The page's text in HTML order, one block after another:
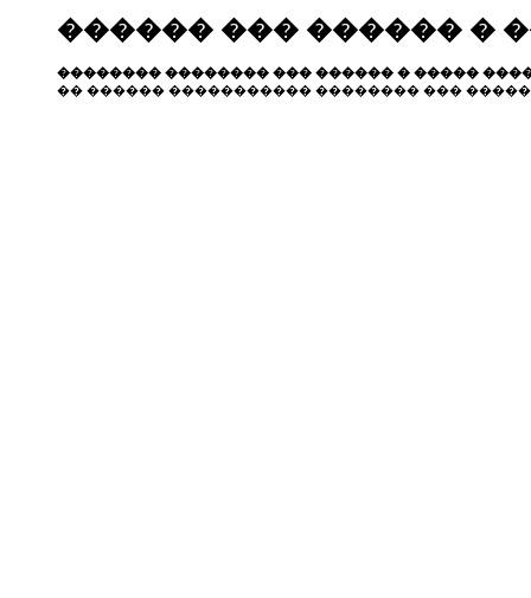
������ ��� ������ �
�������� �������� ��� ������ � �����
�� ������ ����������� �������� ���